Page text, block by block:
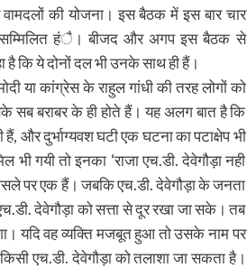
की योजना। इस बैठक में इस बार चार
सम्मिलित हंै। बीजद और अगप इस बैठक से
कि ये दोनों दल भी उनके साथ ही हैं।
या कांग्रेस के राहुल गांधी की तरह लोगों को
सब बराबर के ही होते हैं। यह अलग बात है कि
और दुर्भाग्यवश घटी एक घटना का पटाक्षेप भी
भी गयी तो इनका ‘राजा एच.डी. देवेगौड़ा नही
पर एक हैं। जबकि एच.डी. देवेगौड़ा के जनता
देवेगौड़ा को सत्ता से दूर रखा जा सके। तब
यदि वह व्यक्ति मजबूत हुआ तो उसके नाम पर
एच.डी. देवेगौड़ा को तलाशा जा सकता है।